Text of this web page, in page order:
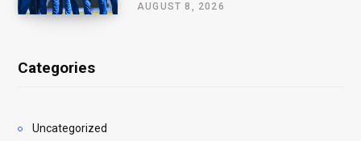
AUGUST 8, 2026
Categories
Uncategorized